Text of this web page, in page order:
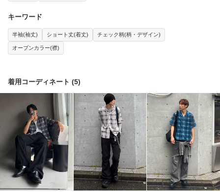
キーワード
半袖(袖丈) ショート丈(着丈) チェック柄(柄・デザイン)
オープンカラー(襟)
着用コーディネート (5)